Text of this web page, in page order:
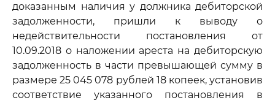
доказанным наличия у должника дебиторской
задолженности, пришли к выводу о
недействительности постановления от
10.09.2018 о наложении ареста на дебиторскую
задолженность в части превышающей сумму в
размере 25 045 078 рублей 18 копеек, установив
соответствие указанного постановления в